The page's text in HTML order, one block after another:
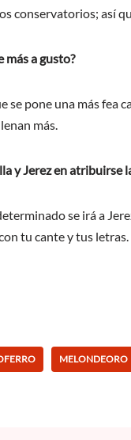
conservatorios; así
más a gusto?
se pone una más
más.
y Jerez en atribuirse
se irá a
tu cante y tus letras.
MELONDEORO